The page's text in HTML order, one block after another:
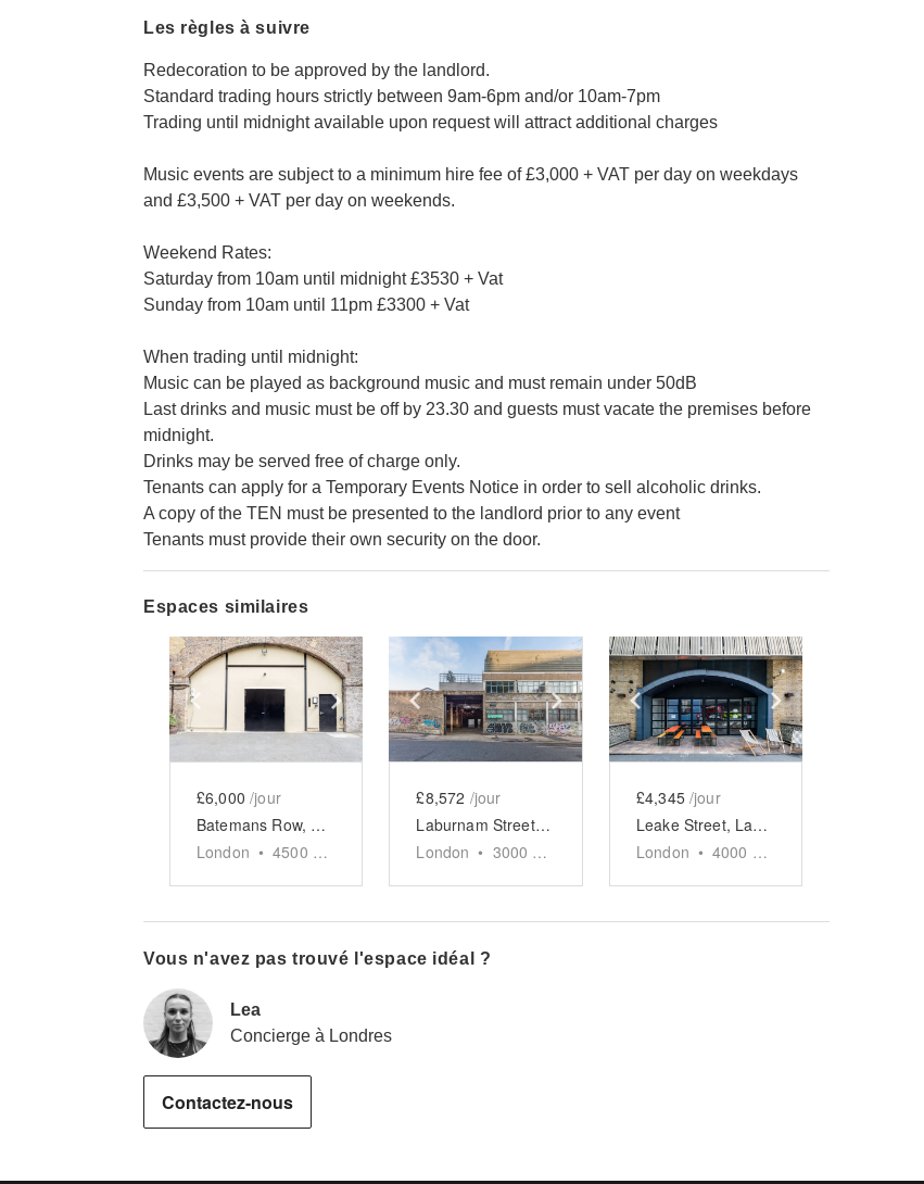
Les règles à suivre
Redecoration to be approved by the landlord.
Standard trading hours strictly between 9am-6pm and/or 10am-7pm
Trading until midnight available upon request will attract additional charges
Music events are subject to a minimum hire fee of £3,000 + VAT per day on weekdays
and £3,500 + VAT per day on weekends.
Weekend Rates:
Saturday from 10am until midnight £3530 + Vat
Sunday from 10am until 11pm £3300 + Vat
When trading until midnight:
Music can be played as background music and must remain under 50dB
Last drinks and music must be off by 23.30 and guests must vacate the premises before
midnight.
Drinks may be served free of charge only.
Tenants can apply for a Temporary Events Notice in order to sell alcoholic drinks.
A copy of the TEN must be presented to the landlord prior to any event
Tenants must provide their own security on the door.
Espaces similaires
Show previous slideShow next slide
£6,000 /jour
Batemans Row, Shoreditch - The Experiential Arches
London • 4500
Show previous slideShow next slide
£8,572 /jour
Laburnam Street, Hoxton - The Docks Space
London • 3000
Show previous slideShow next slide
£4,345 /jour
Leake Street, Lambeth - Waterloo Tunnels Event Space
London • 4000
Vous n'avez pas trouvé l'espace idéal ?
Lea
Concierge à Londres
Contactez-nous